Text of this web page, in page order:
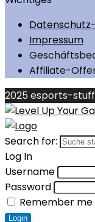
Impressum
Affiliate-
2025 esports-
Search for:
Log In
Username
Password
Remember me
Login